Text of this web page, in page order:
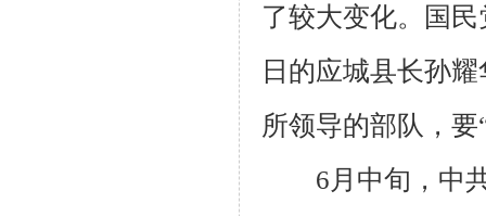
了较大变化。国
日的应城县长孙
所领导的部队，
6月中旬，中